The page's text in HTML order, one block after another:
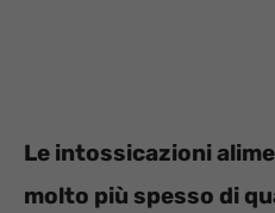
Le intossicazioni
molto più spesso di